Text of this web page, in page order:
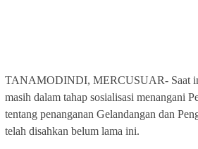
TANAMODINDI, MERCUSUAR- Saat
masih dalam tahap sosialisasi menangani
tentang penanganan Gelandangan dan
telah disahkan belum lama ini.